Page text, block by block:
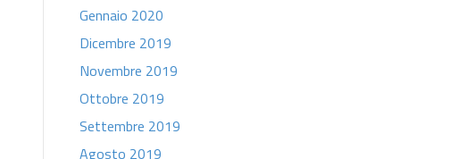
Gennaio 2020
Dicembre 2019
Novembre 2019
Ottobre 2019
Settembre 2019
Agosto 2019